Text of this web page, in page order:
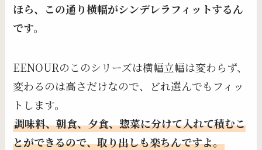
ほら、この通り横幅がシンデレラフィットするん
です。
EENOURのこのシリーズは横幅立幅は変わらず、
変わるのは高さだけなので、どれ選んでもフィッ
トします。
調味料、朝食、夕食、惣菜に分けて入れて積むこ
とができるので、取り出しも楽ちんですよ。